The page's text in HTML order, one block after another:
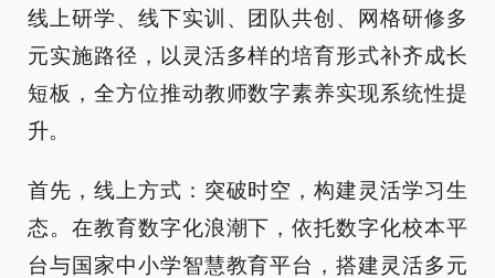
线上研学、线下实训、团队共创、网格研修多
元实施路径，以灵活多样的培育形式补齐成长
短板，全方位推动教师数字素养实现系统性提
升。
首先，线上方式：突破时空，构建灵活学习生
态。在教育数字化浪潮下，依托数字化校本平
台与国家中小学智慧教育平台，搭建灵活多元